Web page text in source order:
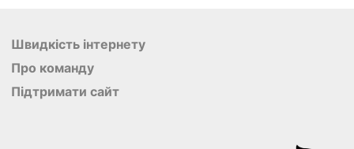
Швидкість інтернету
Про команду
Підтримати сайт